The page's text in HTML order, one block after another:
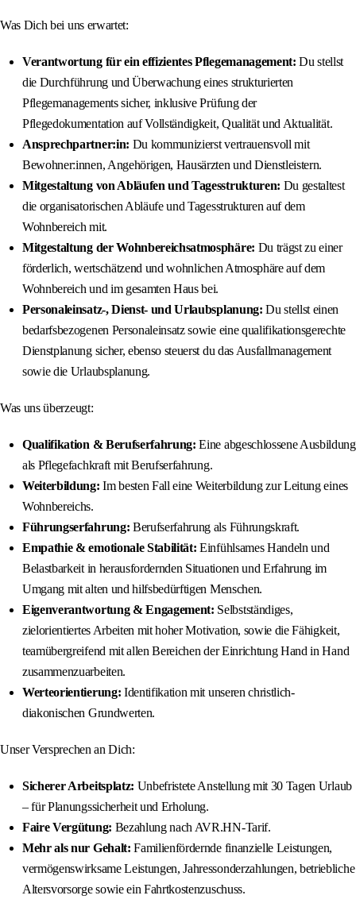
Was Dich bei uns erwartet:
Verantwortung für ein effizientes Pflegemanagement: Du stellst
die Durchführung und Überwachung eines strukturierten
Pflegemanagements sicher, inklusive Prüfung der
Pflegedokumentation auf Vollständigkeit, Qualität und Aktualität.
Ansprechpartner:in: Du kommunizierst vertrauensvoll mit
Bewohner:innen, Angehörigen, Hausärzten und Dienstleistern.
Mitgestaltung von Abläufen und Tagesstrukturen: Du gestaltest
die organisatorischen Abläufe und Tagesstrukturen auf dem
Wohnbereich mit.
Mitgestaltung der Wohnbereichsatmosphäre: Du trägst zu einer
förderlich, wertschätzend und wohnlichen Atmosphäre auf dem
Wohnbereich und im gesamten Haus bei.
Personaleinsatz-, Dienst- und Urlaubsplanung: Du stellst einen
bedarfsbezogenen Personaleinsatz sowie eine qualifikationsgerechte
Dienstplanung sicher, ebenso steuerst du das Ausfallmanagement
sowie die Urlaubsplanung.
Was uns überzeugt:
Qualifikation & Berufserfahrung: Eine abgeschlossene Ausbildung
als Pflegefachkraft mit Berufserfahrung.
Weiterbildung: Im besten Fall eine Weiterbildung zur Leitung eines
Wohnbereichs.
Führungserfahrung: Berufserfahrung als Führungskraft.
Empathie & emotionale Stabilität: Einfühlsames Handeln und
Belastbarkeit in herausfordernden Situationen und Erfahrung im
Umgang mit alten und hilfsbedürftigen Menschen.
Eigenverantwortung & Engagement: Selbstständiges,
zielorientiertes Arbeiten mit hoher Motivation, sowie die Fähigkeit,
teamübergreifend mit allen Bereichen der Einrichtung Hand in Hand
zusammenzuarbeiten.
Werteorientierung: Identifikation mit unseren christlich-
diakonischen Grundwerten.
Unser Versprechen an Dich:
Sicherer Arbeitsplatz: Unbefristete Anstellung mit 30 Tagen Urlaub
– für Planungssicherheit und Erholung.
Faire Vergütung: Bezahlung nach AVR.HN-Tarif.
Mehr als nur Gehalt: Familienfördernde finanzielle Leistungen,
vermögenswirksame Leistungen, Jahressonderzahlungen, betriebliche
Altersvorsorge sowie ein Fahrtkostenzuschuss.